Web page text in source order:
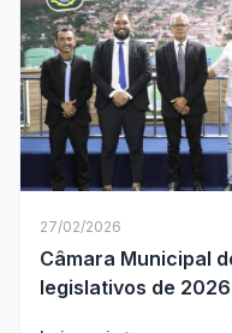
27/02/2026
Câmara Municipal
legislativos de